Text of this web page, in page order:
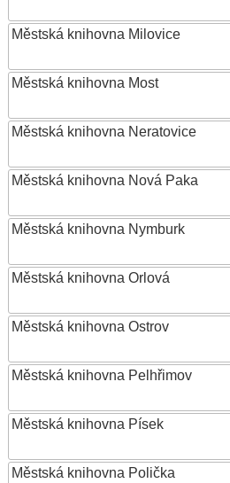
Městská knihovna Milovice
Městská knihovna Most
Městská knihovna Neratovice
Městská knihovna Nová Paka
Městská knihovna Nymburk
Městská knihovna Orlová
Městská knihovna Ostrov
Městská knihovna Pelhřimov
Městská knihovna Písek
Městská knihovna Polička